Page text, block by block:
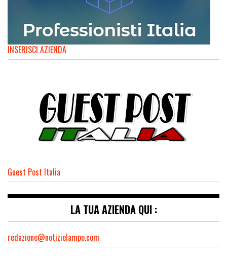
INSERISCI AZIENDA
Guest Post Italia
LA TUA AZIENDA QUI :
redazione@notizielampo.com